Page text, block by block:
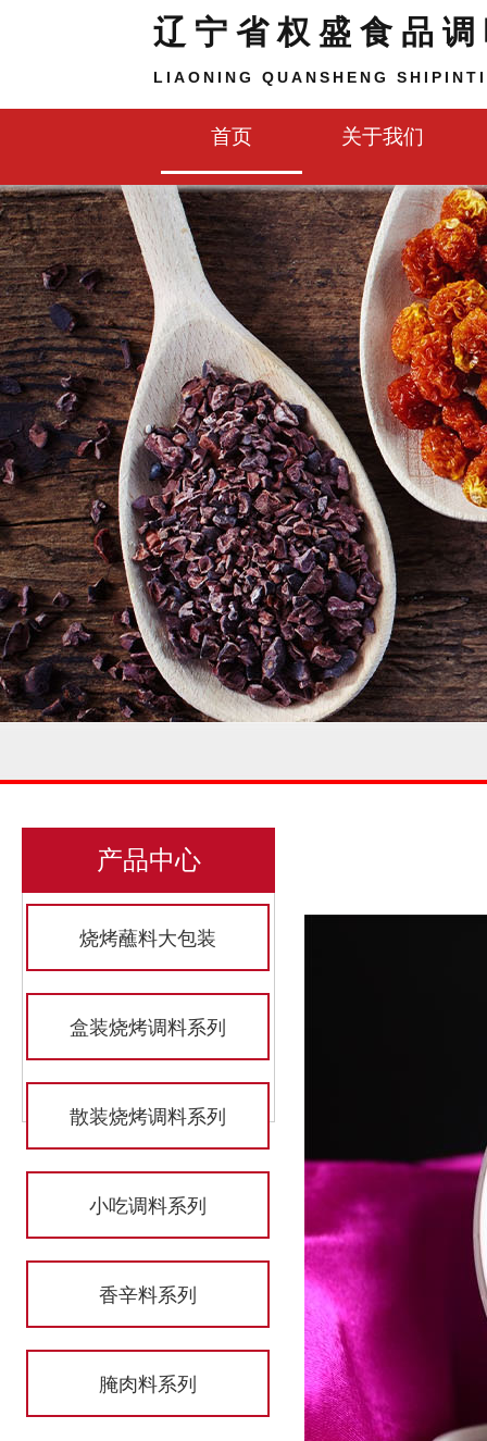
辽宁省权盛食品
LIAONING QUANSHENG
首页 关于我们
产品中心
烧烤蘸料大包装
盒装烧烤调料系列
散装烧烤调料系列
小吃调料系列
香辛料系列
腌肉料系列